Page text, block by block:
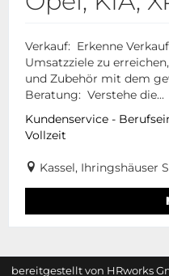
Verkauf: Erkenne
Umsatzziele zu
und Zubehör mit dem
Beratung: Verstehe die...
Kundenservice -
Vollzeit
Kassel, Ihringshäuser
bereitgestellt von HRworks